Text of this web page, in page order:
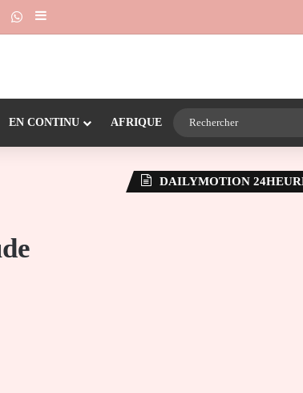
Dailymotion
Suivre la chaîne 24heureinfo sur WhatsApp
Sidebar (barre latérale)
EN CONTINU AFRIQUE
DAILYMOTION